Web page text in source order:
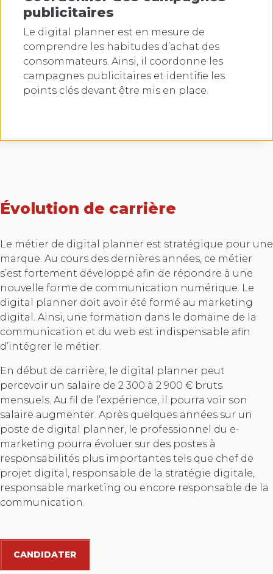
publicitaires
Le digital planner est en mesure de
comprendre les habitudes d’achat des
consommateurs. Ainsi, il coordonne les
campagnes publicitaires et identifie les
points clés devant être mis en place.
Évolution de carrière
Le métier de digital planner est stratégique pour une
marque. Au cours des dernières années, ce métier
s’est fortement développé afin de répondre à une
nouvelle forme de communication numérique. Le
digital planner doit avoir été formé au marketing
digital. Ainsi, une formation dans le domaine de la
communication et du web est indispensable afin
d’intégrer le métier.
En début de carrière, le digital planner peut
percevoir un salaire de 2 300 à 2 900 € bruts
mensuels. Au fil de l’expérience, il pourra voir son
salaire augmenter. Après quelques années sur un
poste de digital planner, le professionnel du e-
marketing pourra évoluer sur des postes à
responsabilités plus importantes tels que chef de
projet digital, responsable de la stratégie digitale,
responsable marketing ou encore responsable de la
communication.
CANDIDATER